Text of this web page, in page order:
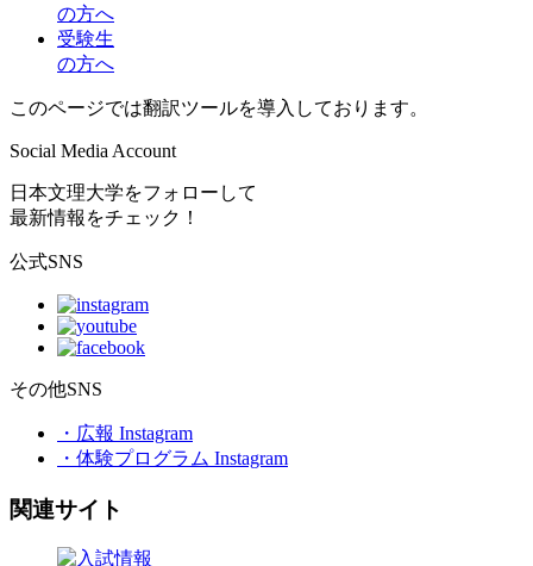
の方へ
受験生
の方へ
このページでは翻訳ツールを導入しております。
Social Media Account
日本文理大学をフォローして
最新情報をチェック！
公式SNS
その他SNS
・広報 Instagram
・体験プログラム Instagram
関連サイト